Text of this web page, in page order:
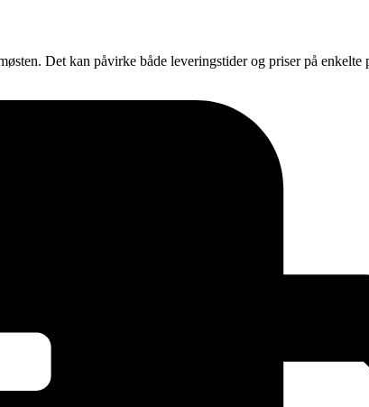
Det kan påvirke både leveringstider og priser på